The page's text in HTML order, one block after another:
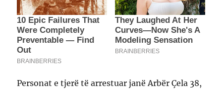
Personat e tjerë të arrestuar janë Arbër Çela 38,